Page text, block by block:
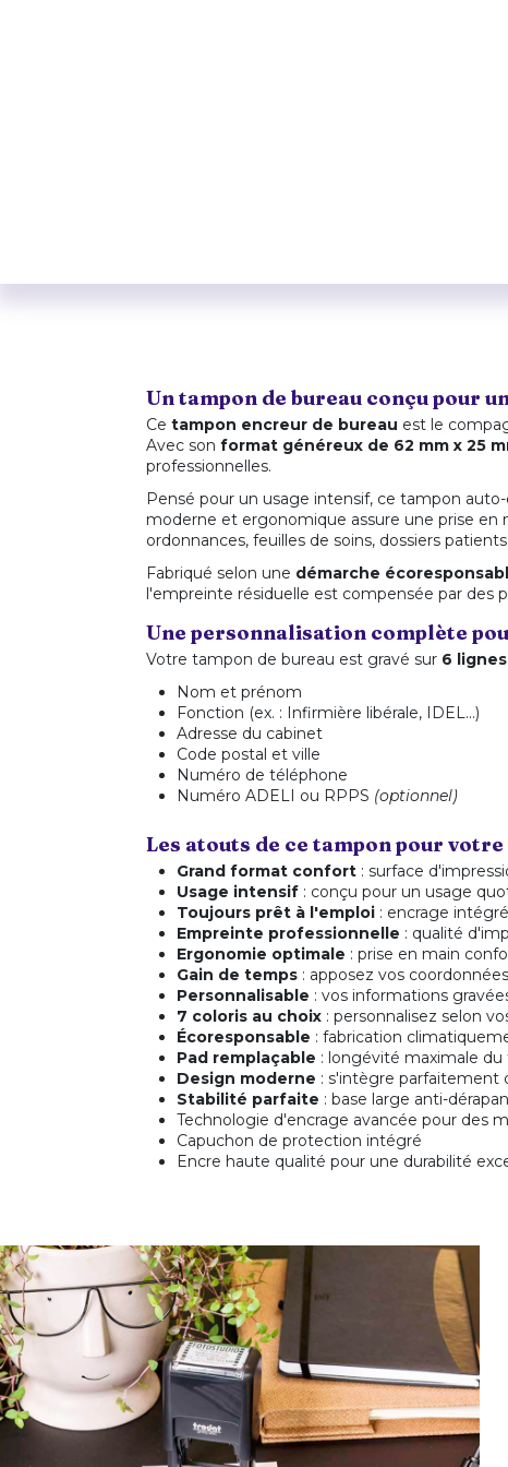
Un tampon de bureau conçu pour
Cetampon encreur de bureau est le
Avec sonformat généreux de 62 mm x 25
professionnelles.
Pensé pour un usage intensif, ce tampon
moderne et ergonomique assure une prise en
ordonnances, feuilles de soins, dossiers
Fabriqué selon une démarche
l'empreinte résiduelle est compensée par des
Une personnalisation complète
Votre tampon de bureau est gravé sur 6 lignes
Nom et prénom
Fonction (ex. : Infirmière libérale, IDEL…)
Adresse du cabinet
Code postal et ville
Numéro de téléphone
Numéro ADELI ou RPPS (optionnel)
Les atouts de ce tampon pour
Grand format confort : surface
Usage intensif : conçu pour un usage
Toujours prêt à l'emploi : encrage
Empreinte professionnelle : qualité
Ergonomie optimale : prise en main
Gain de temps : apposez vos
Personnalisable : vos informations
7 coloris au choix : personnalisez selon
Écoresponsable : fabrication
Pad remplaçable : longévité maximale
Design moderne : s'intègre parfaitement
Stabilité parfaite : base large anti-
Technologie d'encrage avancée pour des
Capuchon de protection intégré
Encre haute qualité pour une durabilité